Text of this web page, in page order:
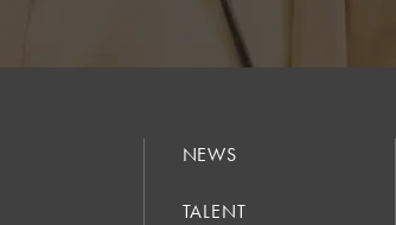
NEWS
TALENT